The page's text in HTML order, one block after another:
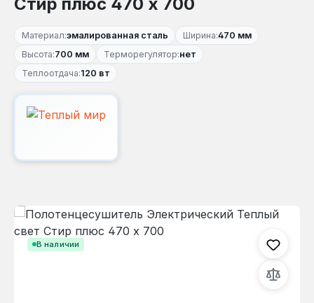
Материал:эмалированная сталь Ширина:470 мм
Высота:700 мм Терморегулятор:нет
Теплоотдача:120 вт
В наличии
Пропустить галерею изображений